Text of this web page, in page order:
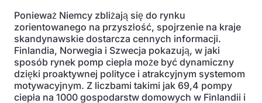
Ponieważ Niemcy zbliżają się do rynku
zorientowanego na przyszłość, spojrzenie na kraje
skandynawskie dostarcza cennych informacji.
Finlandia, Norwegia i Szwecja pokazują, w jaki
sposób rynek pomp ciepła może być dynamiczny
dzięki proaktywnej polityce i atrakcyjnym systemom
motywacyjnym. Z liczbami takimi jak 69,4 pompy
ciepła na 1000 gospodarstw domowych w Finlandii i